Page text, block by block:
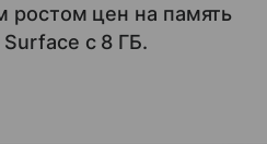
ростом цен на память
с 8 ГБ.